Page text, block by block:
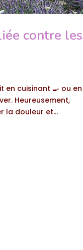
contre les
en cuisinant 🍳 ou en
Heureusement,
la douleur et...